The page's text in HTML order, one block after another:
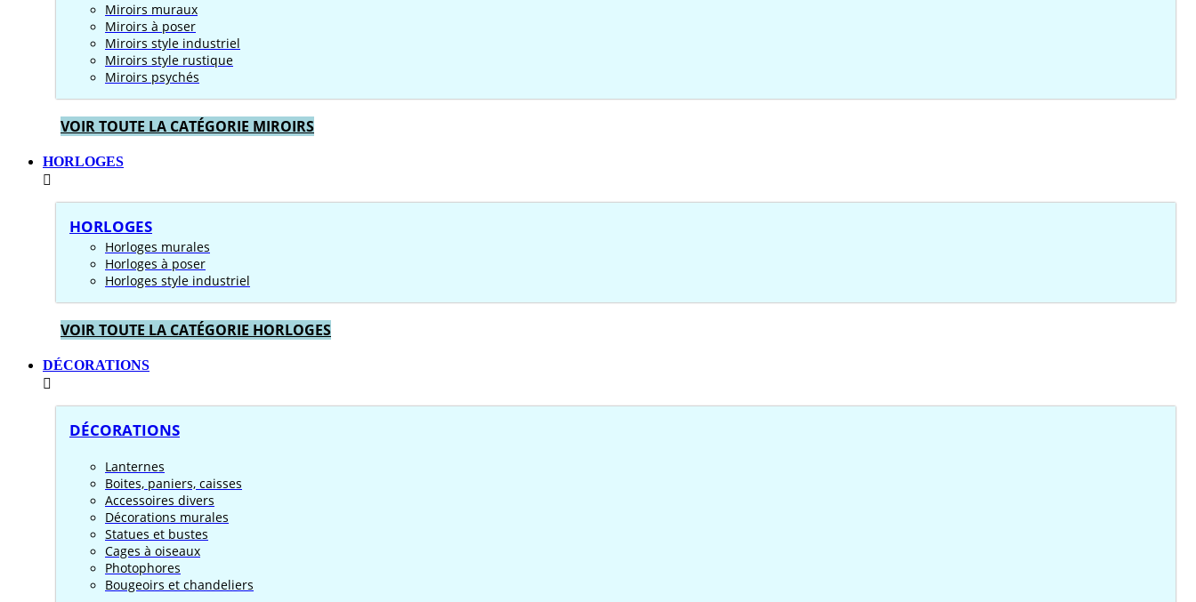
Miroirs muraux
Miroirs à poser
Miroirs style industriel
Miroirs style rustique
Miroirs psychés
VOIR TOUTE LA CATÉGORIE MIROIRS
HORLOGES
HORLOGES
Horloges murales
Horloges à poser
Horloges style industriel
VOIR TOUTE LA CATÉGORIE HORLOGES
DÉCORATIONS
DÉCORATIONS
Lanternes
Boites, paniers, caisses
Accessoires divers
Décorations murales
Statues et bustes
Cages à oiseaux
Photophores
Bougeoirs et chandeliers